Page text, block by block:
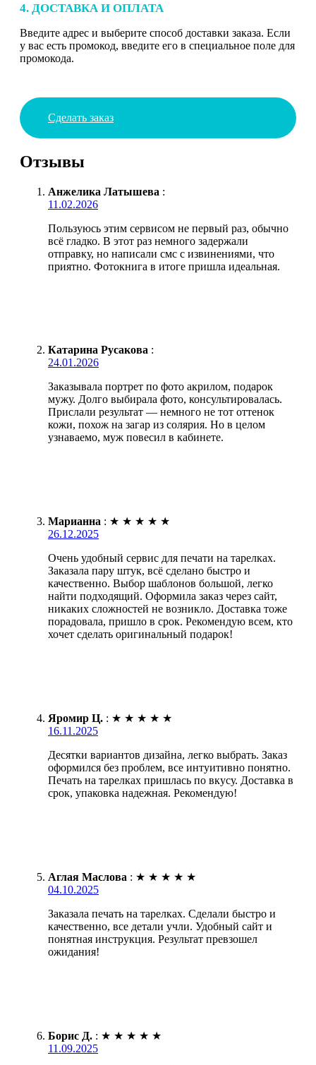
4. ДОСТАВКА И ОПЛАТА
Введите адрес и выберите способ доставки заказа. Если
у вас есть промокод, введите его в специальное поле для
промокода.
Сделать заказ
Отзывы
Анжелика Латышева :
11.02.2026
Пользуюсь этим сервисом не первый раз, обычно
всё гладко. В этот раз немного задержали
отправку, но написали смс с извинениями, что
приятно. Фотокнига в итоге пришла идеальная.
Катарина Русакова :
24.01.2026
Заказывала портрет по фото акрилом, подарок
мужу. Долго выбирала фото, консультировалась.
Прислали результат — немного не тот оттенок
кожи, похож на загар из солярия. Но в целом
узнаваемо, муж повесил в кабинете.
Марианна : ★ ★ ★ ★ ★
26.12.2025
Очень удобный сервис для печати на тарелках.
Заказала пару штук, всё сделано быстро и
качественно. Выбор шаблонов большой, легко
найти подходящий. Оформила заказ через сайт,
никаких сложностей не возникло. Доставка тоже
порадовала, пришло в срок. Рекомендую всем, кто
хочет сделать оригинальный подарок!
Яромир Ц. : ★ ★ ★ ★ ★
16.11.2025
Десятки вариантов дизайна, легко выбрать. Заказ
оформился без проблем, все интуитивно понятно.
Печать на тарелках пришлась по вкусу. Доставка в
срок, упаковка надежная. Рекомендую!
Аглая Маслова : ★ ★ ★ ★ ★
04.10.2025
Заказала печать на тарелках. Сделали быстро и
качественно, все детали учли. Удобный сайт и
понятная инструкция. Результат превзошел
ожидания!
Борис Д. : ★ ★ ★ ★ ★
11.09.2025